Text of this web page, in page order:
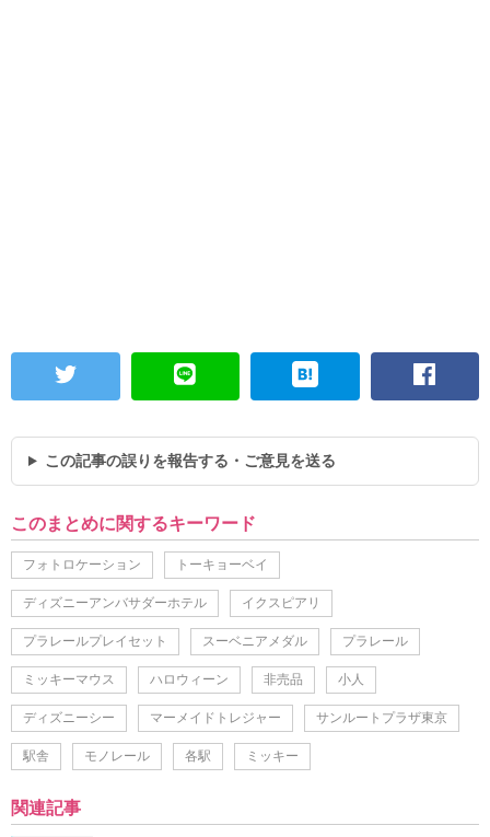
この記事の誤りを報告する・ご意見を送る
このまとめに関するキーワード
フォトロケーション トーキョーベイ
ディズニーアンバサダーホテル イクスピアリ
プラレールプレイセット スーベニアメダル プラレール
ミッキーマウス ハロウィーン 非売品 小人
ディズニーシー マーメイドトレジャー サンルートプラザ東京
駅舎 モノレール 各駅 ミッキー
関連記事